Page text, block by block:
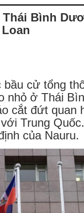
Bình
bầu cử tổng
nhỏ ở Thái
cắt đứt quan
Trung
của Nauru.